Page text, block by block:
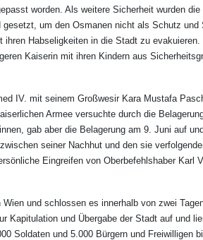
worden. Als weitere Sicherheit wurden
um den Osmanen nicht als Schutz
ihren Habseligkeiten in die Stadt zu
Kaiserin mit ihren Kindern aus
IV. mit seinem Großwesir Kara Mustafa
Armee versuchte durch die
gab aber die Belagerung am 9. Juni auf
seiner Nachhut und den sie
Eingreifen von Oberbefehlshaber Karl
und schlossen es innerhalb von zwei
Kapitulation und Übergabe der Stadt auf und
Soldaten und 5.000 Bürgern und